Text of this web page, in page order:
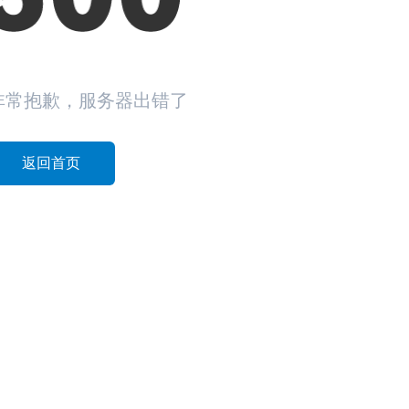
常抱歉，服务器出错了
返回首页